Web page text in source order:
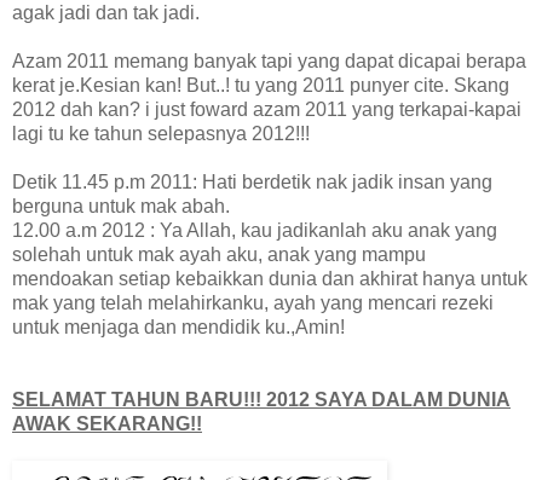
agak jadi dan tak jadi.
Azam 2011 memang banyak tapi yang dapat dicapai berapa
kerat je.Kesian kan! But..! tu yang 2011 punyer cite. Skang
2012 dah kan? i just foward azam 2011 yang terkapai-kapai
lagi tu ke tahun selepasnya 2012!!!
Detik 11.45 p.m 2011: Hati berdetik nak jadik insan yang
berguna untuk mak abah.
12.00 a.m 2012 : Ya Allah, kau jadikanlah aku anak yang
solehah untuk mak ayah aku, anak yang mampu
mendoakan setiap kebaikkan dunia dan akhirat hanya untuk
mak yang telah melahirkanku, ayah yang mencari rezeki
untuk menjaga dan mendidik ku.,Amin!
SELAMAT TAHUN BARU!!! 2012 SAYA DALAM DUNIA
AWAK SEKARANG!!